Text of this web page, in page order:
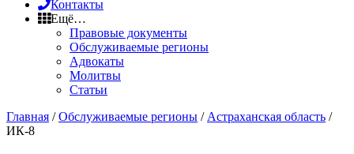
Контакты
Ещё…
Правовые документы
Обслуживаемые регионы
Адвокаты
Молитвы
Статьи
Главная /Обслуживаемые регионы / Астраханская область /
ИК-8